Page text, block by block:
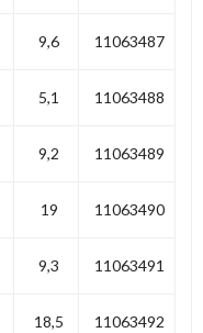
9,6 11063487
5,1 11063488
9,2 11063489
19 11063490
9,3 11063491
18,5 11063492